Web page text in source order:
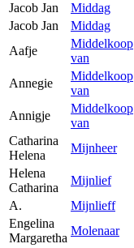
Jacob Jan
Middag
Jacob Jan
Middag
Aafje
Middelkoop
van
Annegie
Middelkoop
van
Annigje
Middelkoop
van
Catharina
Helena
Mijnheer
Helena
Catharina
Mijnlief
A.
Mijnlieff
Engelina
Margaretha
Molenaar